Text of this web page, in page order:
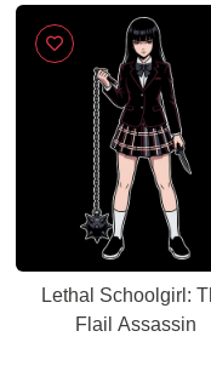
Lethal Schoolgirl:
Flail Assassin